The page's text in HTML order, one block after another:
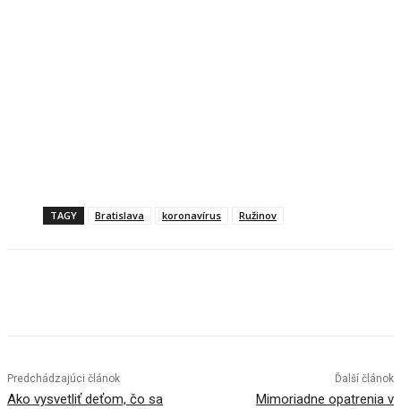
TAGY Bratislava koronavírus Ružinov
Predchádzajúci článok
Ako vysvetliť deťom, čo sa
Ďalší článok
Mimoriadne opatrenia v